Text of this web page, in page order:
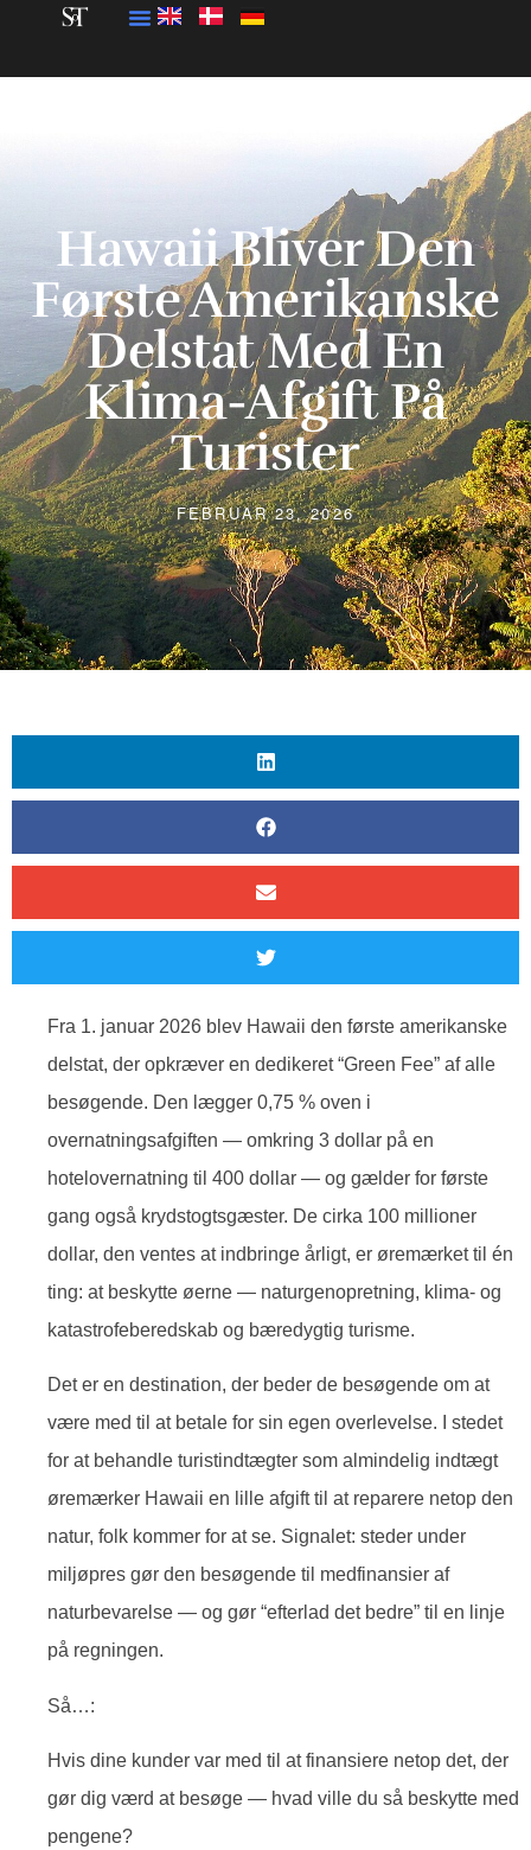
Hawaii Bliver Den
Første Amerikanske
Delstat Med En
Klima-Afgift På
Turister
FEBRUAR 23, 2026
Fra 1. januar 2026 blev Hawaii den første amerikanske
delstat, der opkræver en dedikeret “Green Fee” af alle
besøgende. Den lægger 0,75 % oven i
overnatningsafgiften — omkring 3 dollar på en
hotelovernatning til 400 dollar — og gælder for første
gang også krydstogtsgæster. De cirka 100 millioner
dollar, den ventes at indbringe årligt, er øremærket til én
ting: at beskytte øerne — naturgenopretning, klima- og
katastrofeberedskab og bæredygtig turisme.
Det er en destination, der beder de besøgende om at
være med til at betale for sin egen overlevelse. I stedet
for at behandle turistindtægter som almindelig indtægt
øremærker Hawaii en lille afgift til at reparere netop den
natur, folk kommer for at se. Signalet: steder under
miljøpres gør den besøgende til medfinansier af
naturbevarelse — og gør “efterlad det bedre” til en linje
på regningen.
Så…:
Hvis dine kunder var med til at finansiere netop det, der
gør dig værd at besøge — hvad ville du så beskytte med
pengene?